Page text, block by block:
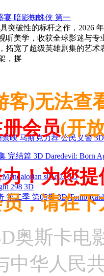
宴 暗影蜘蛛侠 第一
突破性的标杆之作，2026
听美学，收获全球影迷与
拓宽了超级英雄剧集的艺
，摒
禁映 马斯克力荐 公民义警 3D
完结篇 3D Daredevil: Born
s01e03 3D
298 3D
二季 第05集 3D Tomb
客)无法查
会员(开
！为您
，请在
奥斯卡电
中华人民